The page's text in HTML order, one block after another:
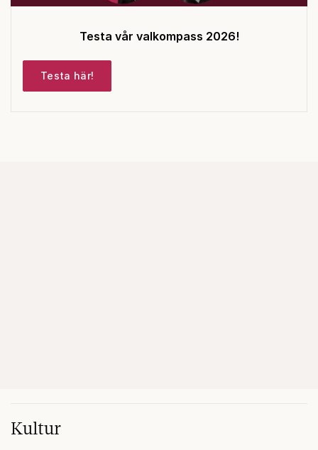
Testa vår valkompass 2026!
Testa här!
Kultur